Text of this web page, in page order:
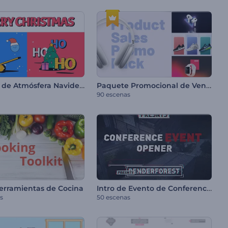
Intro 2D de Atmósfera Navideña Paquete Promocional de Venta de Productos
90 escenas
de Cocina Intro de Evento de Conferencia
50 escenas